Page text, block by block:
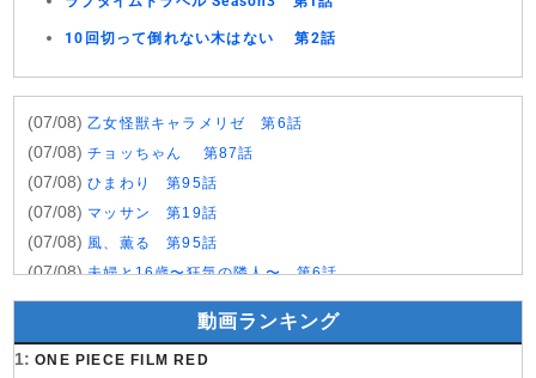
10回切って倒れない木はない 第2話
(07/08)乙女怪獣キャラメリゼ 第6話
(07/08)チョッちゃん 第87話
(07/08)ひまわり 第95話
(07/08) マッサン 第19話
(07/08) 風、薫る 第95話
(07/08)夫婦と16歳〜狂気の隣人〜 第6話
(07/08)今から、親友やめようか。 第7話
未婚詐欺 私の知らない彼の顔 第4話
(07/08)ヤニねこ 第6話
動画ランキング
1: ONE PIECE FILM RED